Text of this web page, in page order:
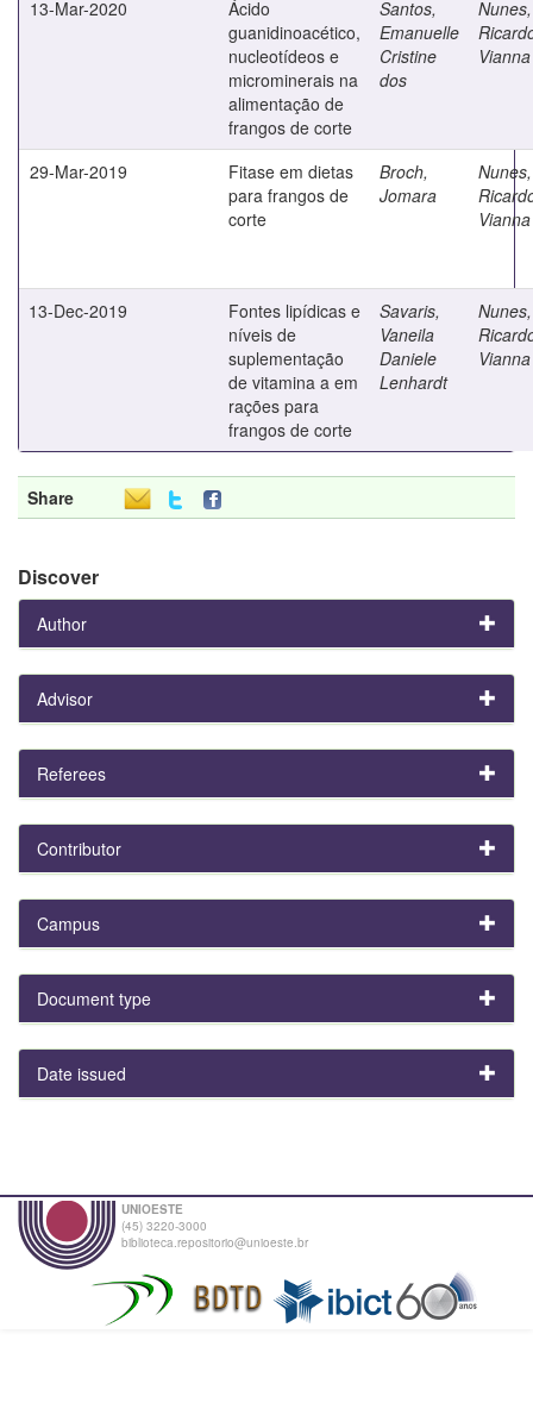
13-Mar-2020
Ácido
guanidinoacético,
nucleotídeos e
microminerais na
alimentação de
frangos de corte
Santos,
Emanuelle
Cristine
dos
Nunes,
Vianna
29-Mar-2019
Fitase em dietas
para frangos de
corte
Broch,
Jomara
Nunes,
Vianna
13-Dec-2019
Fontes lipídicas e
níveis de
suplementação
de vitamina a em
rações para
frangos de corte
Savaris,
Vaneila
Daniele
Lenhardt
Nunes,
Vianna
Share
Discover
Author
Advisor
Referees
Contributor
Campus
Document type
Date issued
UNIOESTE
(45) 3220-3000
biblioteca.repositorio@unioeste.br